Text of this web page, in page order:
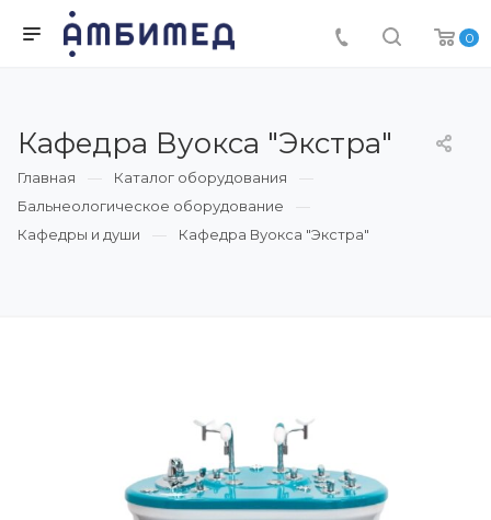
0
Кафедра Вуокса "Экстра"
Главная
Каталог оборудования
Бальнеологическое оборудование
Кафедры и души
Кафедра Вуокса "Экстра"